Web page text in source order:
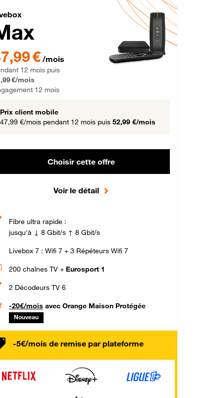
12 mois
Max Fibre
€ par mois pendant 12 mois puis 57,99 € par mois,
€/mois
12 mois puis
€/mois
12 mois
Prix client mobile
47,99 €/mois pendant 12 mois puis 52,99 €/mois
Choisir cette offre
Voir le détail
Fibre ultra rapide :
jusqu'à ↓ 8 Gbit/s ↑ 8 Gbit/s
Livebox 7 : Wifi 7 + 3 Répéteurs Wifi 7
200 chaînes TV + Eurosport 1
2 Décodeurs TV 6
-20€/mois avec Orange Maison Protégée
Nouveau
-5€/mois de remise par plateforme